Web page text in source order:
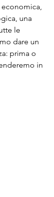
una
le
dare un
prima o
in